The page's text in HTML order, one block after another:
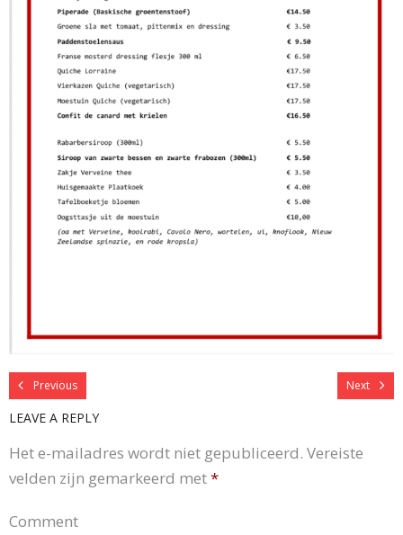
Previous Next
LEAVE A REPLY
Het e-mailadres wordt niet gepubliceerd. Vereiste
velden zijn gemarkeerd met*
Comment